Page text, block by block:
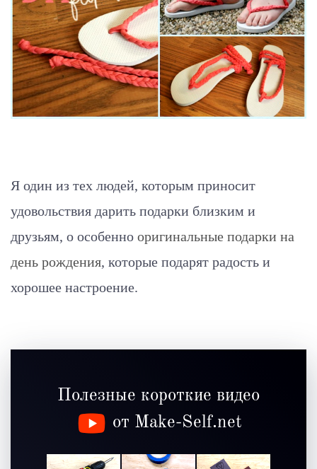
Я один из тех людей, которым приносит
удовольствия дарить подарки близким и
друзьям, о особенно оригинальные подарки на
день рождения, которые подарят радость и
хорошее настроение.
Полезные короткие видео
от Make-Self.net